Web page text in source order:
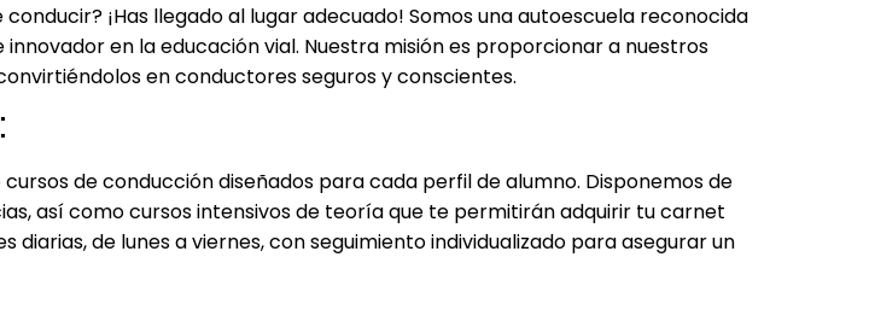
¡Has llegado al lugar adecuado! Somos una autoescuela reconocida
en la educación vial. Nuestra misión es proporcionar a nuestros
en conductores seguros y conscientes.
de conducción diseñados para cada perfil de alumno. Disponemos de
así como cursos intensivos de teoría que te permitirán adquirir tu carnet
de lunes a viernes, con seguimiento individualizado para asegurar un